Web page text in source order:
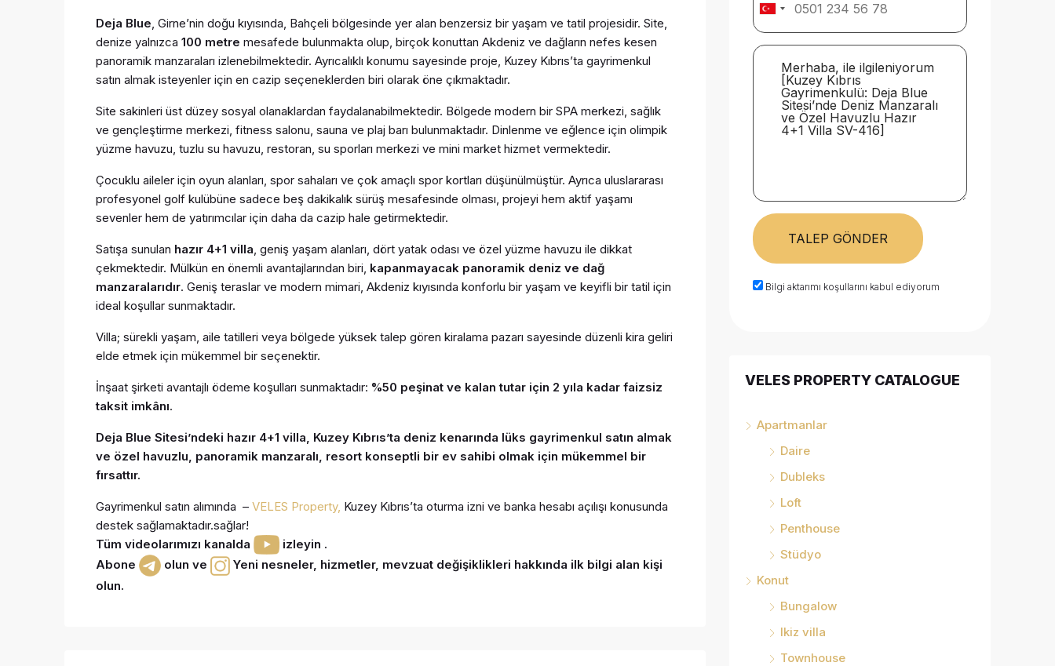
Deja Blue, Girne’nin doğu kıyısında, Bahçeli bölgesinde yer alan benzersiz bir yaşam ve tatil projesidir. Site,
denize yalnızca 100 metre mesafede bulunmakta olup, birçok konuttan Akdeniz ve dağların nefes kesen
panoramik manzaraları izlenebilmektedir. Ayrıcalıklı konumu sayesinde proje, Kuzey Kıbrıs’ta gayrimenkul
satın almak isteyenler için en cazip seçeneklerden biri olarak öne çıkmaktadır.
Site sakinleri üst düzey sosyal olanaklardan faydalanabilmektedir. Bölgede modern bir SPA merkezi, sağlık
ve gençleştirme merkezi, fitness salonu, sauna ve plaj barı bulunmaktadır. Dinlenme ve eğlence için olimpik
yüzme havuzu, tuzlu su havuzu, restoran, su sporları merkezi ve mini market hizmet vermektedir.
Çocuklu aileler için oyun alanları, spor sahaları ve çok amaçlı spor kortları düşünülmüştür. Ayrıca uluslararası
profesyonel golf kulübüne sadece beş dakikalık sürüş mesafesinde olması, projeyi hem aktif yaşamı
sevenler hem de yatırımcılar için daha da cazip hale getirmektedir.
Satışa sunulan hazır 4+1 villa, geniş yaşam alanları, dört yatak odası ve özel yüzme havuzu ile dikkat
çekmektedir. Mülkün en önemli avantajlarından biri, kapanmayacak panoramik deniz ve dağ
manzaralarıdır. Geniş teraslar ve modern mimari, Akdeniz kıyısında konforlu bir yaşam ve keyifli bir tatil için
ideal koşullar sunmaktadır.
Villa; sürekli yaşam, aile tatilleri veya bölgede yüksek talep gören kiralama pazarı sayesinde düzenli kira geliri
elde etmek için mükemmel bir seçenektir.
İnşaat şirketi avantajlı ödeme koşulları sunmaktadır: %50 peşinat ve kalan tutar için 2 yıla kadar faizsiz
taksit imkânı.
Deja Blue Sitesi’ndeki hazır 4+1 villa, Kuzey Kıbrıs’ta deniz kenarında lüks gayrimenkul satın almak
ve özel havuzlu, panoramik manzaralı, resort konseptli bir ev sahibi olmak için mükemmel bir
fırsattır.
Gayrimenkul satın alımında – VELES Property, Kuzey Kıbrıs’ta oturma izni ve banka hesabı açılışı konusunda
destek sağlamaktadır.sağlar!
Tüm videolarımızı kanalda
izleyin .
Abone
olun ve
Yeni nesneler, hizmetler, mevzuat değişiklikleri hakkında ilk bilgi alan kişi
olun.
TALEP GÖNDER
Bilgi aktarımı koşullarını kabul ediyorum
VELES PROPERTY CATALOGUE
Apartmanlar
Daire
Dubleks
Loft
Penthouse
Stüdyo
Konut
Bungalow
Ikiz villa
Townhouse